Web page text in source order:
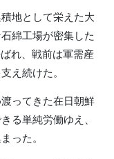
地として栄えた大
綿工場が密集した
れ、戦前は軍需産
え続けた。
ってきた在日朝鮮
る単純労働ゆえ、
った。